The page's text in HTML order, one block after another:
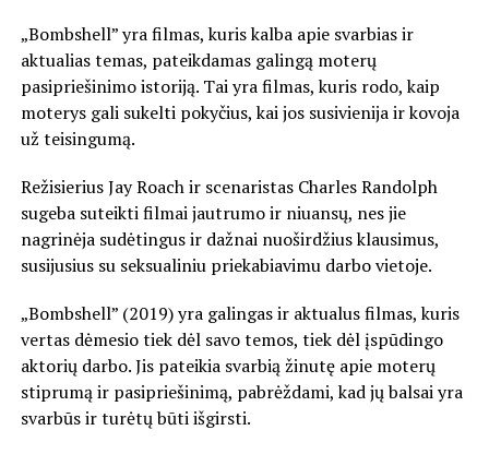
„Bombshell” yra filmas, kuris kalba apie svarbias ir
aktualias temas, pateikdamas galingą moterų
pasipriešinimo istoriją. Tai yra filmas, kuris rodo, kaip
moterys gali sukelti pokyčius, kai jos susivienija ir kovoja
už teisingumą.
Režisierius Jay Roach ir scenaristas Charles Randolph
sugeba suteikti filmai jautrumo ir niuansų, nes jie
nagrinėja sudėtingus ir dažnai nuoširdžius klausimus,
susijusius su seksualiniu priekabiavimu darbo vietoje.
„Bombshell” (2019) yra galingas ir aktualus filmas, kuris
vertas dėmesio tiek dėl savo temos, tiek dėl įspūdingo
aktorių darbo. Jis pateikia svarbią žinutę apie moterų
stiprumą ir pasipriešinimą, pabrėždami, kad jų balsai yra
svarbūs ir turėtų būti išgirsti.